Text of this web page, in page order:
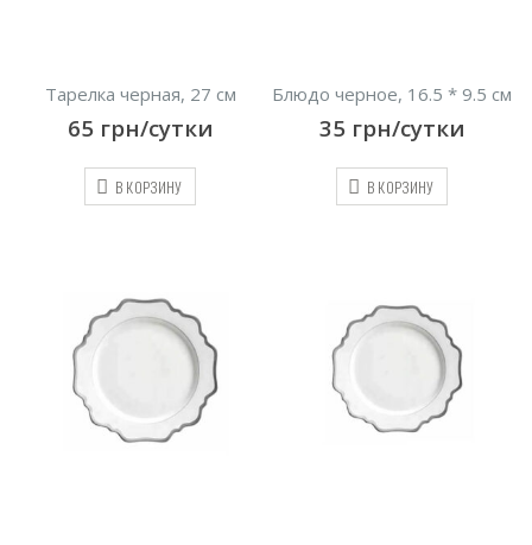
Тарелка черная, 27 см
65 грн/сутки
В КОРЗИНУ
Блюдо черное, 16.5 * 9.5 см
35 грн/сутки
В КОРЗИНУ